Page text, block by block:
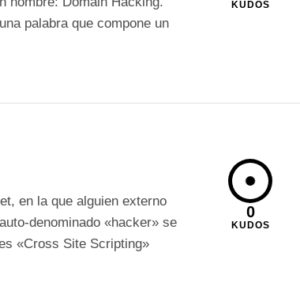
palabra que compone un
KUDOS
en la que alguien externo
denominado «hacker» se
«Cross Site Scripting»
0
KUDOS